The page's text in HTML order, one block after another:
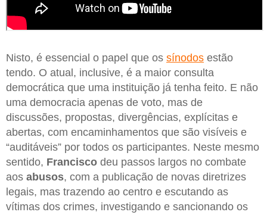
Nisto, é essencial o papel que os sínodos estão
tendo. O atual, inclusive, é a maior consulta
democrática que uma instituição já tenha feito. E não
uma democracia apenas de voto, mas de
discussões, propostas, divergências, explícitas e
abertas, com encaminhamentos que são visíveis e
“auditáveis” por todos os participantes. Neste mesmo
sentido, Francisco deu passos largos no combate
aos abusos, com a publicação de novas diretrizes
legais, mas trazendo ao centro e escutando as
vítimas dos crimes, investigando e sancionando os